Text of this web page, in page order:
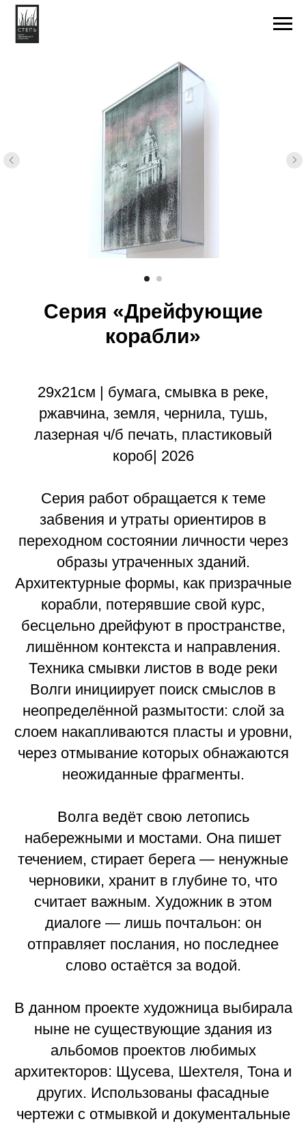
Серия «Дрейфующие
корабли»
29х21см | бумага, смывка в реке,
ржавчина, земля, чернила, тушь,
лазерная ч/б печать, пластиковый
короб| 2026
Серия работ обращается к теме
забвения и утраты ориентиров в
переходном состоянии личности через
образы утраченных зданий.
Архитектурные формы, как призрачные
корабли, потерявшие свой курс,
бесцельно дрейфуют в пространстве,
лишённом контекста и направления.
Техника смывки листов в воде реки
Волги инициирует поиск смыслов в
неопределённой размытости: слой за
слоем накапливаются пласты и уровни,
через отмывание которых обнажаются
неожиданные фрагменты.
Волга ведёт свою летопись
набережными и мостами. Она пишет
течением, стирает берега — ненужные
черновики, хранит в глубине то, что
считает важным. Художник в этом
диалоге — лишь почтальон: он
отправляет послания, но последнее
слово остаётся за водой.
В данном проекте художница выбирала
ныне не существующие здания из
альбомов проектов любимых
архитекторов: Щусева, Шехтеля, Тона и
других. Использованы фасадные
чертежи с отмывкой и документальные